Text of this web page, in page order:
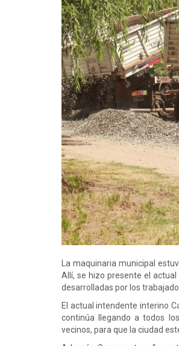
La maquinaria municipal
Allí, se hizo presente el
desarrolladas por los
El actual intendente interino
continúa llegando a todos
vecinos, para que la ciudad